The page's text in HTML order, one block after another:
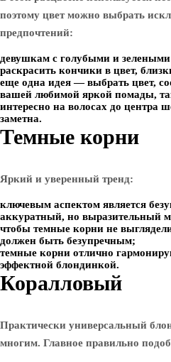
поэтому цвет можно выбрать
предпочтений:
девушкам с голубыми и
раскрасить кончики в цвет,
еще одна идея — выбрать цвет,
вашей любимой яркой помады,
интересно на волосах до центра
заметна.
Темные корни
Яркий и уверенный тренд:
ключевым аспектом является
аккуратный, но выразительный
чтобы темные корни не
должен быть безупречным;
темные корни отлично
эффектной блондинкой.
Коралловый
Практически универсальный
многим. Главное правильно